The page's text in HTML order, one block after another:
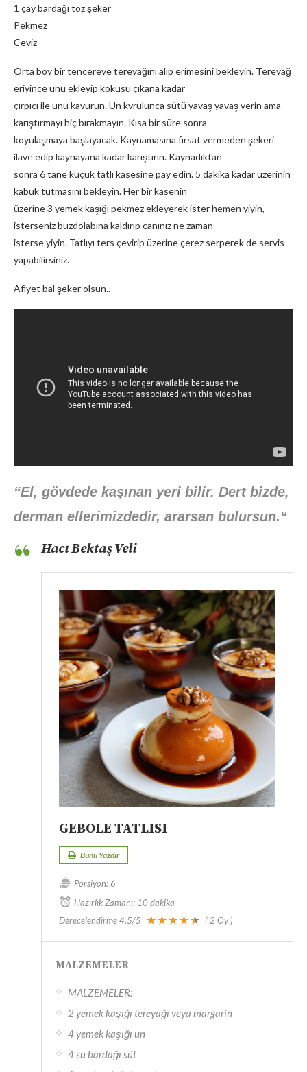
1 çay bardağı toz şeker
Pekmez
Ceviz
Orta boy bir tencereye tereyağını alıp erimesini bekleyin. Tereyağ
eriyince unu ekleyip kokusu çıkana kadar
çırpıcı ile unu kavurun. Un kvrulunca sütü yavaş yavaş verin ama
karıştırmayı hiç bırakmayın. Kısa bir süre sonra
koyulaşmaya başlayacak. Kaynamasına fırsat vermeden şekeri
ilave edip kaynayana kadar karıştırın. Kaynadıktan
sonra 6 tane küçük tatlı kasesine pay edin. 5 dakika kadar üzerinin
kabuk tutmasını bekleyin. Her bir kasenin
üzerine 3 yemek kaşığı pekmez ekleyerek ister hemen yiyin,
isterseniz buzdolabına kaldırıp canınız ne zaman
isterse yiyin. Tatlıyı ters çevirip üzerine çerez serperek de servis
yapabilirsiniz.
Afiyet bal şeker olsun..
“El, gövdede kaşınan yeri bilir. Dert bizde,
derman ellerimizdedir, ararsan bulursun.“
Hacı Bektaş Veli
GEBOLE TATLISI
Bunu Yazdır
Porsiyon:6
Hazırlık Zamanı: 10 dakika
Derecelendirme4.5/5 (2 Oy )
MALZEMELER
MALZEMELER:
2 yemek kaşığı tereyağı veya margarin
4 yemek kaşığı un
4 su bardağı süt